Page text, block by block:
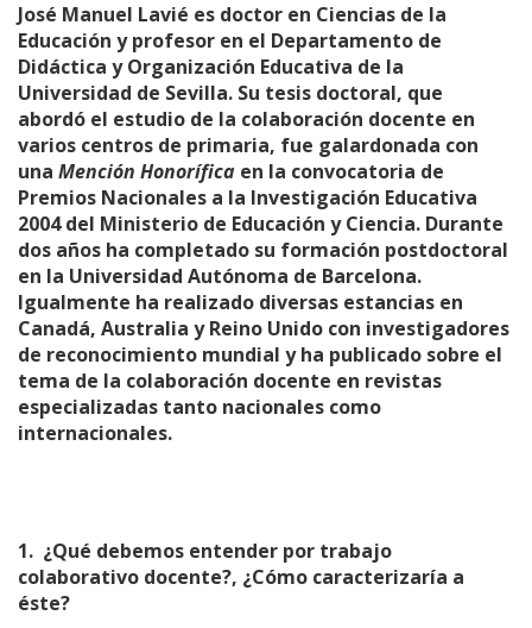
José Manuel Lavié es doctor en Ciencias de la
Educación y profesor en el Departamento de
Didáctica y Organización Educativa de la
Universidad de Sevilla. Su tesis doctoral, que
abordó el estudio de la colaboración docente en
varios centros de primaria, fue galardonada con
una Mención Honorífica en la convocatoria de
Premios Nacionales a la Investigación Educativa
2004 del Ministerio de Educación y Ciencia. Durante
dos años ha completado su formación postdoctoral
en la Universidad Autónoma de Barcelona.
Igualmente ha realizado diversas estancias en
Canadá, Australia y Reino Unido con investigadores
de reconocimiento mundial y ha publicado sobre el
tema de la colaboración docente en revistas
especializadas tanto nacionales como
internacionales.
1. ¿Qué debemos entender por trabajo
colaborativo docente?, ¿Cómo caracterizaría a
éste?